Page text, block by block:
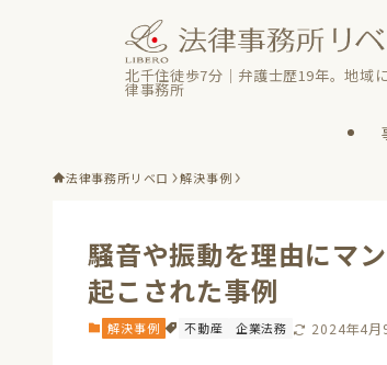
北千住徒歩7分｜弁護士歴19年。地域
律事務所
法律事務所リベロ 解決事例
騒音や振動を理由にマ
起こされた事例
解決事例 不動産 企業法務 2024年4月